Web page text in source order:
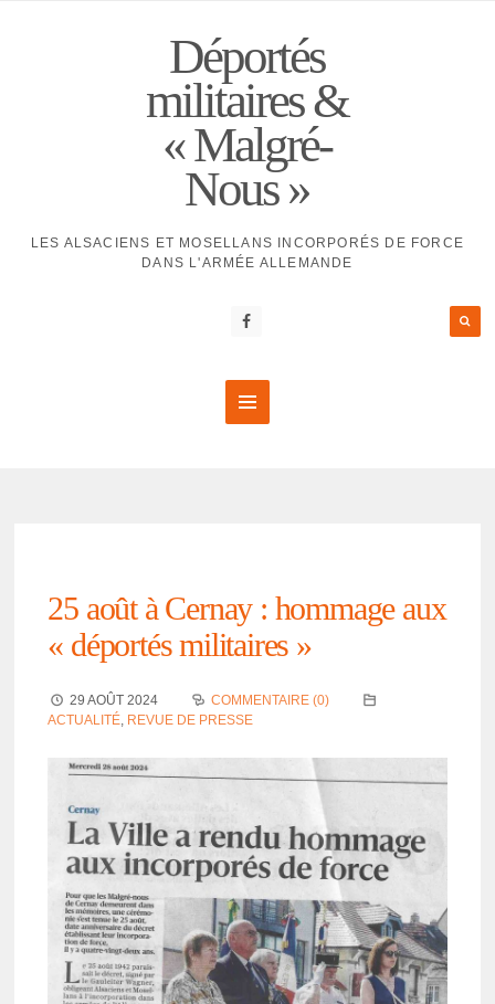
Déportés
militaires &
« Malgré-
Nous »
LES ALSACIENS ET MOSELLANS INCORPORÉS DE FORCE
DANS L'ARMÉE ALLEMANDE
25 août à Cernay : hommage aux
« dépor­tés mili­taires »
29 AOÛT 2024
COMMENTAIRE (0)
ACTUALITÉ, REVUE DE PRESSE